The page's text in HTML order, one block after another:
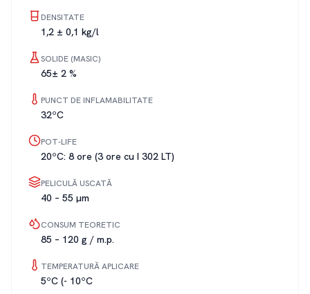
DENSITATE
1,2 ± 0,1 kg/l
SOLIDE (MASIC)
65± 2 %
PUNCT DE INFLAMABILITATE
32ºC
POT-LIFE
20ºC: 8 ore (3 ore cu I 302 LT)
PELICULĂ USCATĂ
40 – 55 µm
CONSUM TEORETIC
85 – 120 g / m.p.
TEMPERATURĂ APLICARE
5ºC (- 10ºC